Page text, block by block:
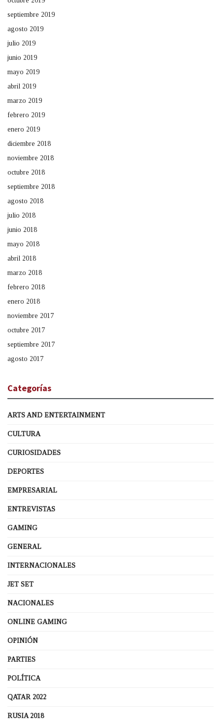
septiembre 2019
agosto 2019
julio 2019
junio 2019
mayo 2019
abril 2019
marzo 2019
febrero 2019
enero 2019
diciembre 2018
noviembre 2018
octubre 2018
septiembre 2018
agosto 2018
julio 2018
junio 2018
mayo 2018
abril 2018
marzo 2018
febrero 2018
enero 2018
noviembre 2017
octubre 2017
septiembre 2017
agosto 2017
Categorías
ARTS AND ENTERTAINMENT
CULTURA
CURIOSIDADES
DEPORTES
EMPRESARIAL
ENTREVISTAS
GAMING
GENERAL
INTERNACIONALES
JET SET
NACIONALES
ONLINE GAMING
OPINIÓN
PARTIES
POLÍTICA
QATAR 2022
RUSIA 2018